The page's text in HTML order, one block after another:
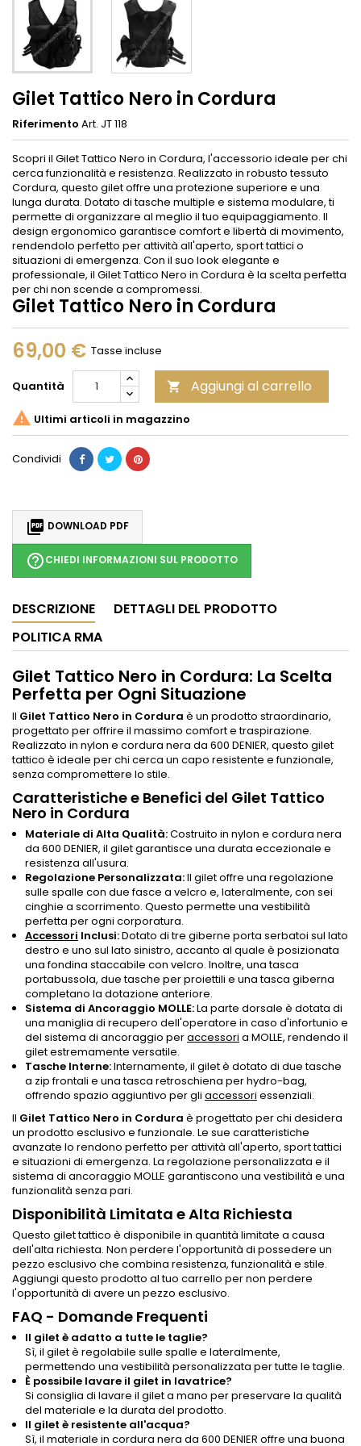
Gilet Tattico Nero in Cordura
Riferimento Art. JT 118
Scopri il Gilet Tattico Nero in Cordura, l'accessorio ideale per chi
cerca funzionalità e resistenza. Realizzato in robusto tessuto
Cordura, questo gilet offre una protezione superiore e una
lunga durata. Dotato di tasche multiple e sistema modulare, ti
permette di organizzare al meglio il tuo equipaggiamento. Il
design ergonomico garantisce comfort e libertà di movimento,
rendendolo perfetto per attività all'aperto, sport tattici o
situazioni di emergenza. Con il suo look elegante e
professionale, il Gilet Tattico Nero in Cordura è la scelta perfetta
per chi non scende a compromessi.
Gilet Tattico Nero in Cordura
69,00 € Tasse incluse
Quantità  Aggiungi al carrello
 Ultimi articoli in magazzino
Condividi
 DOWNLOAD PDF
help_outlineCHIEDI INFORMAZIONI SUL PRODOTTO
DESCRIZIONE
DETTAGLI DEL PRODOTTO
POLITICA RMA
Gilet Tattico Nero in Cordura: La Scelta
Perfetta per Ogni Situazione
Il Gilet Tattico Nero in Cordura è un prodotto straordinario,
progettato per offrire il massimo comfort e traspirazione.
Realizzato in nylon e cordura nera da 600 DENIER, questo gilet
tattico è ideale per chi cerca un capo resistente e funzionale,
senza compromettere lo stile.
Caratteristiche e Benefici del Gilet Tattico
Nero in Cordura
Materiale di Alta Qualità:Costruito in nylon e cordura nera
da 600 DENIER, il gilet garantisce una durata eccezionale e
resistenza all'usura.
Regolazione Personalizzata:Il gilet offre una regolazione
sulle spalle con due fasce a velcro e, lateralmente, con sei
cinghie a scorrimento. Questo permette una vestibilità
perfetta per ogni corporatura.
Accessori Inclusi:Dotato di tre giberne porta serbatoi sul lato
destro e uno sul lato sinistro, accanto al quale è posizionata
una fondina staccabile con velcro. Inoltre, una tasca
portabussola, due tasche per proiettili e una tasca giberna
completano la dotazione anteriore.
Sistema di Ancoraggio MOLLE:La parte dorsale è dotata di
una maniglia di recupero dell'operatore in caso d'infortunio e
del sistema di ancoraggio peraccessori a MOLLE, rendendo il
gilet estremamente versatile.
Tasche Interne:Internamente, il gilet è dotato di due tasche
a zip frontali e una tasca retroschiena per hydro-bag,
offrendo spazio aggiuntivo per gli accessori essenziali.
Il Gilet Tattico Nero in Cordura è progettato per chi desidera
un prodotto esclusivo e funzionale. Le sue caratteristiche
avanzate lo rendono perfetto per attività all'aperto, sport tattici
e situazioni di emergenza. La regolazione personalizzata e il
sistema di ancoraggio MOLLE garantiscono una vestibilità e una
funzionalità senza pari.
Disponibilità Limitata e Alta Richiesta
Questo gilet tattico è disponibile in quantità limitate a causa
dell'alta richiesta. Non perdere l'opportunità di possedere un
pezzo esclusivo che combina resistenza, funzionalità e stile.
Aggiungi questo prodotto al tuo carrello per non perdere
l'opportunità di avere un pezzo esclusivo.
FAQ - Domande Frequenti
Il gilet è adatto a tutte le taglie?
Sì, il gilet è regolabile sulle spalle e lateralmente,
permettendo una vestibilità personalizzata per tutte le taglie.
È possibile lavare il gilet in lavatrice?
Si consiglia di lavare il gilet a mano per preservare la qualità
del materiale e la durata del prodotto.
Il gilet è resistente all'acqua?
Sì, il materiale in cordura nera da 600 DENIER offre una buona